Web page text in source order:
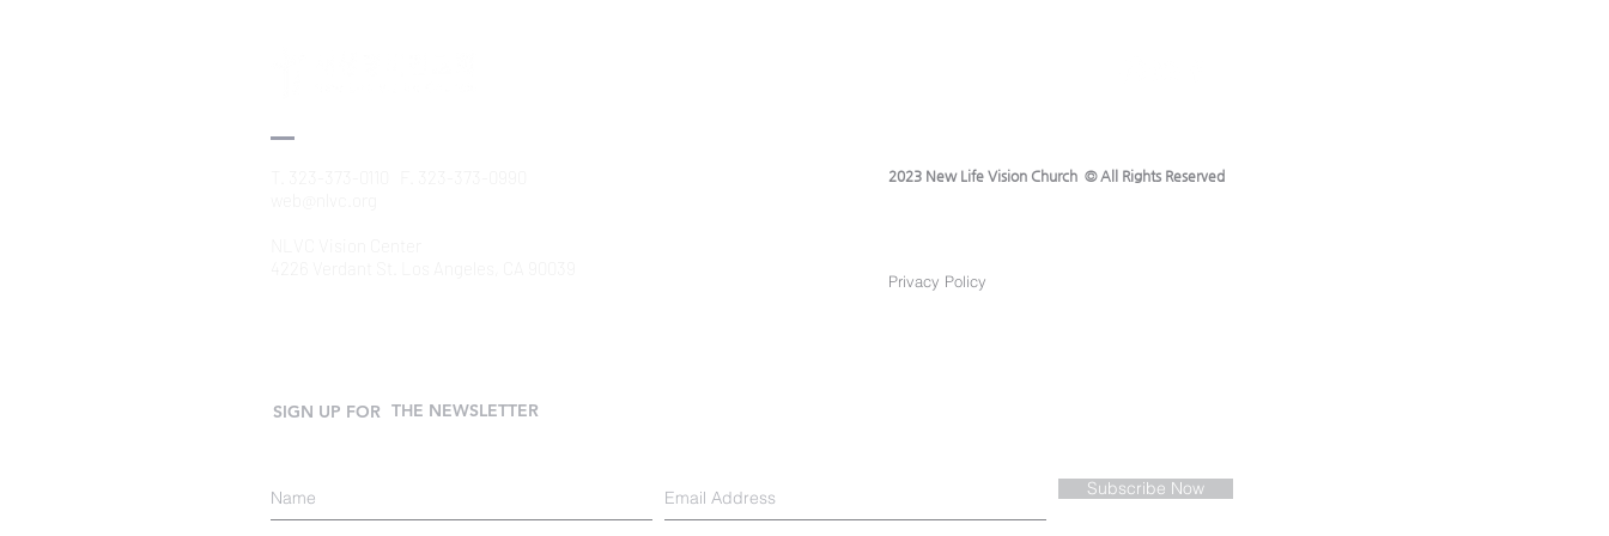
2023 New Life Vision Church © All Rights Reserved
Privacy Policy
SIGN UP FOR THE NEWSLETTER
Subscribe Now